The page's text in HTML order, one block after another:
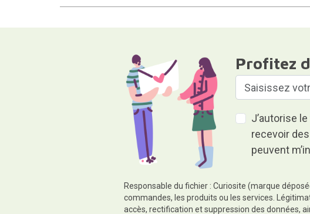
Profitez
J’autorise
recevoir
peuvent
Responsable du fichier : Curiosite (marque
commandes, les produits ou les services.
accès, rectification et suppression des données,